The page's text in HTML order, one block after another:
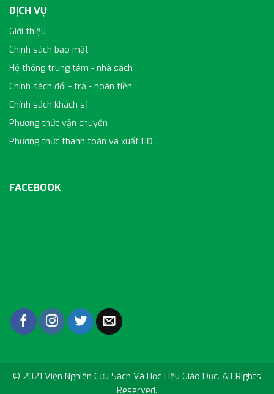
DỊCH VỤ
Giới thiệu
Chính sách bảo mật
Hệ thống trung tâm - nhà sách
Chính sách đổi - trả - hoàn tiền
Chính sách khách sỉ
Phương thức vận chuyển
Phương thức thanh toán và xuất HĐ
FACEBOOK
© 2021 Viện Nghiên Cứu Sách Và Học Liệu Giáo Dục. All Rights
Reserved.